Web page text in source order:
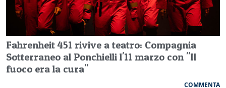
Fahrenheit 451 rivive a teatro: Compagnia
Sotterraneo al Ponchielli l'11 marzo con "Il
fuoco era la cura"
COMMENTA